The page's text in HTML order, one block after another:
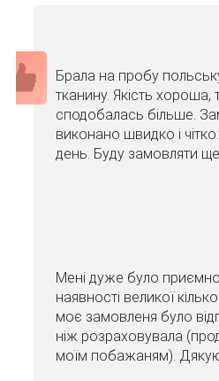
Брала на пробу
тканину. Якість хороша,
сподобалась більше.
виконано швидко і
день. Буду замовляти
Мені дуже було
наявності великої
моє замовленя було
ніж розраховувала
моїм побажаням).